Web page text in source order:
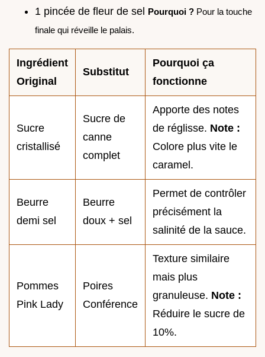
1 pincée de fleur de sel Pourquoi ? Pour la touche
finale qui réveille le palais.
Ingrédient
Original
Substitut
Pourquoi ça
fonctionne
Sucre
cristallisé
Sucre de
canne
complet
Apporte des notes
de réglisse. Note :
Colore plus vite le
caramel.
Beurre
demi sel
Beurre
doux + sel
Permet de contrôler
précisément la
salinité de la sauce.
Pommes
Pink Lady
Poires
Conférence
Texture similaire
mais plus
granuleuse. Note :
Réduire le sucre de
10%.